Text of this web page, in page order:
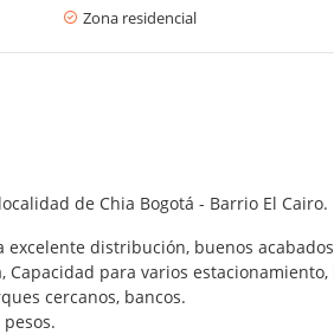
Zona residencial
de Chia Bogotá - Barrio El Cairo.
excelente distribución, buenos
para varios
cercanos, bancos.